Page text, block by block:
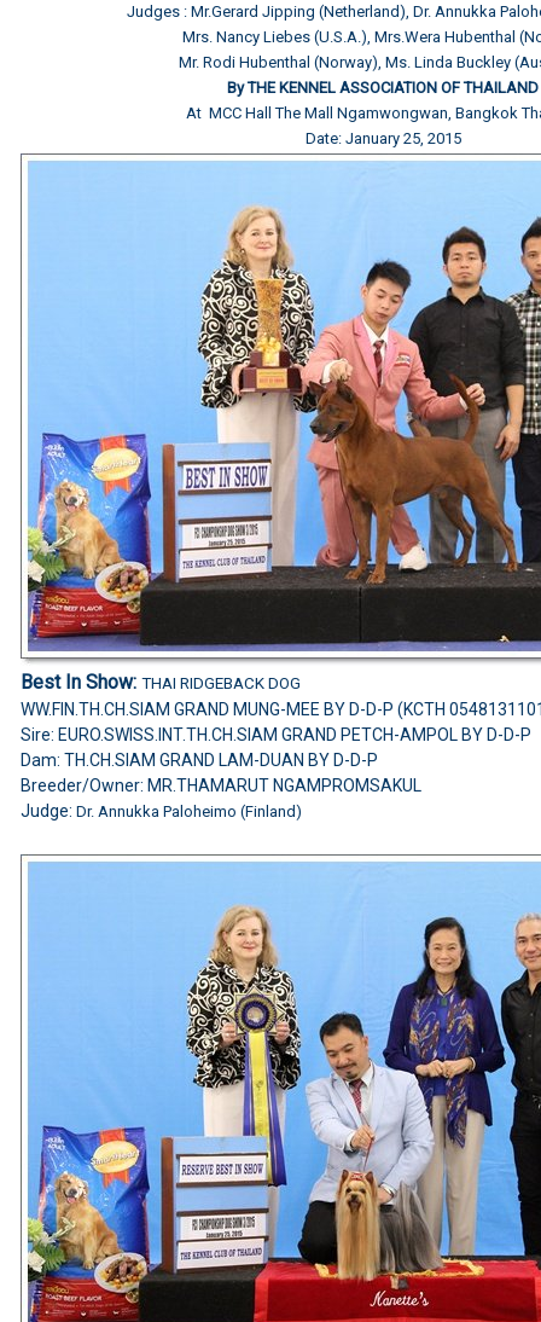
Judges : Mr.Gerard Jipping (Netherland), Dr. Annukka
Mrs. Nancy Liebes (U.S.A.), Mrs.Wera Hubenthal
Mr. Rodi Hubenthal (Norway), Ms. Linda Buckley
By THE KENNEL ASSOCIATION OF THAILAND
At MCC Hall The Mall Ngamwongwan, Bangkok
Date: January 25, 2015
Best In Show: THAI RIDGEBACK DOG
WW.FIN.TH.CH.SIAM GRAND MUNG-MEE BY D-D-P (KCTH
Sire: EURO.SWISS.INT.TH.CH.SIAM GRAND PETCH-AMPOL BY D-D-P
Dam: TH.CH.SIAM GRAND LAM-DUAN BY D-D-P
Breeder/Owner: MR.THAMARUT NGAMPROMSAKUL
Judge: Dr. Annukka Paloheimo (Finland)